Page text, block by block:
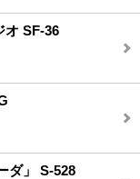
オ SF-36
ダ」 S-528